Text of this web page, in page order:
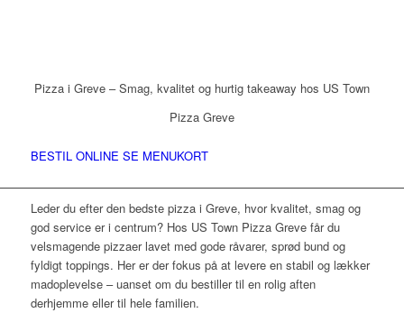
Pizza i Greve – Smag, kvalitet og hurtig takeaway hos US Town
Pizza Greve
BESTIL ONLINE SE MENUKORT
Leder du efter den bedste pizza i Greve, hvor kvalitet, smag og
god service er i centrum? Hos US Town Pizza Greve får du
velsmagende pizzaer lavet med gode råvarer, sprød bund og
fyldigt toppings. Her er der fokus på at levere en stabil og lækker
madoplevelse – uanset om du bestiller til en rolig aften
derhjemme eller til hele familien.